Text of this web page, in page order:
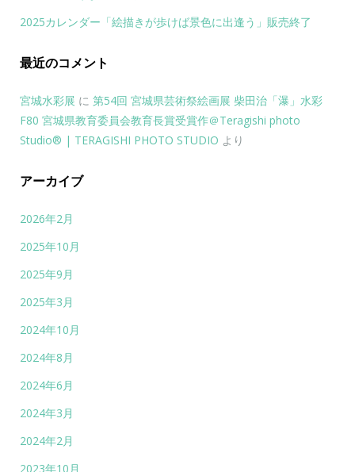
2025カレンダー「絵描きが歩けば景色に出逢う」販売終了
最近のコメント
宮城水彩展 に 第54回 宮城県芸術祭絵画展 柴田治「瀑」水彩
F80 宮城県教育委員会教育長賞受賞作＠Teragishi photo
Studio® | TERAGISHI PHOTO STUDIO より
アーカイブ
2026年2月
2025年10月
2025年9月
2025年3月
2024年10月
2024年8月
2024年6月
2024年3月
2024年2月
2023年10月